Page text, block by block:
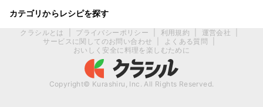
カテゴリからレシピを探す
クラシルとは プライバシーポリシー 利用規約 運営会社
サービスに関してのお問い合わせ
よくある質問
おいしく安全に料理を楽しむために
Copyright© Kurashiru, Inc. All Rights Reserved.